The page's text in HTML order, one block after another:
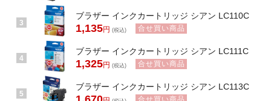
3
ブラザー インクカートリッジ シアン LC110C
1,135円 (税込) 合せ買い商品
4
ブラザー インクカートリッジ シアン LC111C
1,325円 (税込) 合せ買い商品
5
ブラザー インクカートリッジ シアン LC113C